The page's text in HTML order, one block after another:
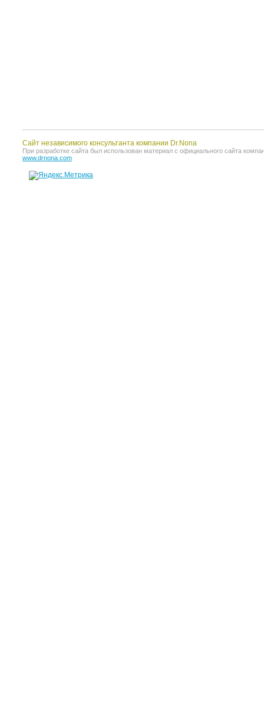
Сайт независимого консультанта компании Dr.Nona
При разработке сайта был использован материал с официального сайта
www.drnona.com